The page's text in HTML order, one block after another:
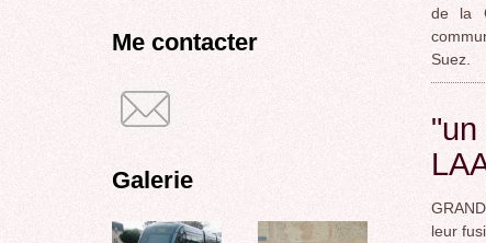
de la
Suez.
"un
leur
Me contacter
Galerie